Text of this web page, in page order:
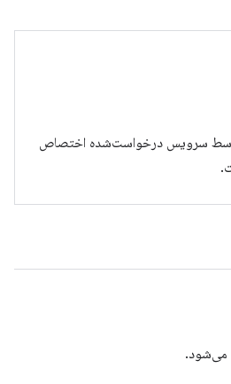
سرویس درخواست‌شده اختصاص
می‌شود.